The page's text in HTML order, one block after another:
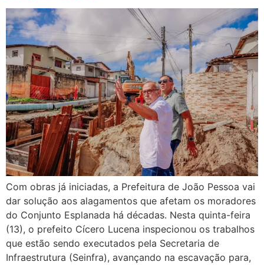
Com obras já iniciadas, a Prefeitura de João Pessoa vai
dar solução aos alagamentos que afetam os moradores
do Conjunto Esplanada há décadas. Nesta quinta-feira
(13), o prefeito Cícero Lucena inspecionou os trabalhos
que estão sendo executados pela Secretaria de
Infraestrutura (Seinfra), avançando na escavação para,